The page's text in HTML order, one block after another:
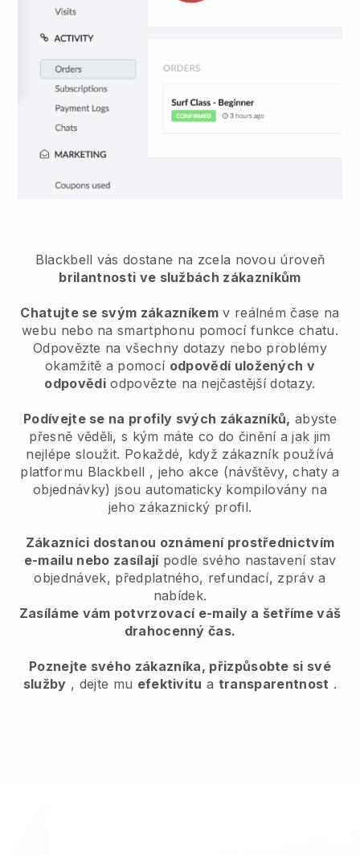
Blackbell vás dostane na zcela novou úroveň
brilantnosti ve službách zákazníkům
Chatujte se svým zákazníkemv reálném čase na
webu nebo na smartphonu pomocí funkce chatu.
Odpovězte na všechny dotazy nebo problémy
okamžitě a pomocí odpovědí uložených v
odpovědi odpovězte na nejčastější dotazy.
Podívejte se na profily svých zákazníků, abyste
přesně věděli, s kým máte co do činění a jak jim
nejlépe sloužit. Pokaždé, když zákazník používá
platformu Blackbell , jeho akce (návštěvy, chaty a
objednávky) jsou automaticky kompilovány na
jeho zákaznický profil.
Zákazníci dostanou oznámení prostřednictvím
e-mailu nebo zasílajípodle svého nastavení stav
objednávek, předplatného, refundací, zpráv a
nabídek.
Zasíláme vám potvrzovací e-maily a šetříme váš
drahocenný čas.
Poznejte svého zákazníka, přizpůsobte si své
služby , dejte mu efektivitu a transparentnost .